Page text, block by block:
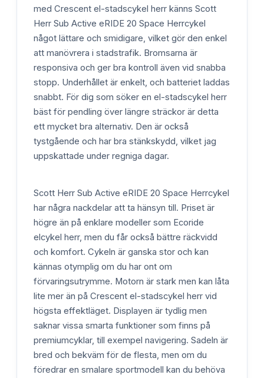
med Crescent el-stadscykel herr känns Scott
Herr Sub Active eRIDE 20 Space Herrcykel
något lättare och smidigare, vilket gör den enkel
att manövrera i stadstrafik. Bromsarna är
responsiva och ger bra kontroll även vid snabba
stopp. Underhållet är enkelt, och batteriet laddas
snabbt. För dig som söker en el-stadscykel herr
bäst för pendling över längre sträckor är detta
ett mycket bra alternativ. Den är också
tystgående och har bra stänkskydd, vilket jag
uppskattade under regniga dagar.
Scott Herr Sub Active eRIDE 20 Space Herrcykel
har några nackdelar att ta hänsyn till. Priset är
högre än på enklare modeller som Ecoride
elcykel herr, men du får också bättre räckvidd
och komfort. Cykeln är ganska stor och kan
kännas otymplig om du har ont om
förvaringsutrymme. Motorn är stark men kan låta
lite mer än på Crescent el-stadscykel herr vid
högsta effektläget. Displayen är tydlig men
saknar vissa smarta funktioner som finns på
premiumcyklar, till exempel navigering. Sadeln är
bred och bekväm för de flesta, men om du
föredrar en smalare sportmodell kan du behöva